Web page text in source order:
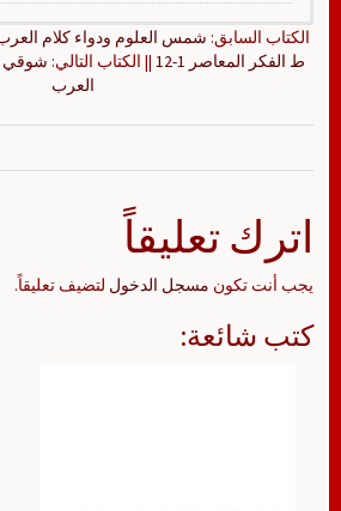
الكتاب السابق: شمس العلوم ودواء كلام
ط الفكر المعاصر 1-12
|| الكتاب التالي: شوقي
العرب
اترك تعليقاً
يجب أنت تكون مسجل الدخول لتضيف تعليقاً.
كتب شائعة: